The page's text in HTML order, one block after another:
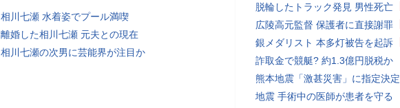
相川七瀬 水着姿でプール満喫
離婚した相川七瀬 元夫との現在
相川七瀬の次男に芸能界が注目か
脱輪したトラック発見 男性死亡
広陵高元監督 保護者に直接謝罪
銀メダリスト 本多灯被告を起訴
詐取金で競艇? 約1.3億円脱税か
熊本地震「激甚災害」に指定決定
地震 手術中の医師が患者を守る